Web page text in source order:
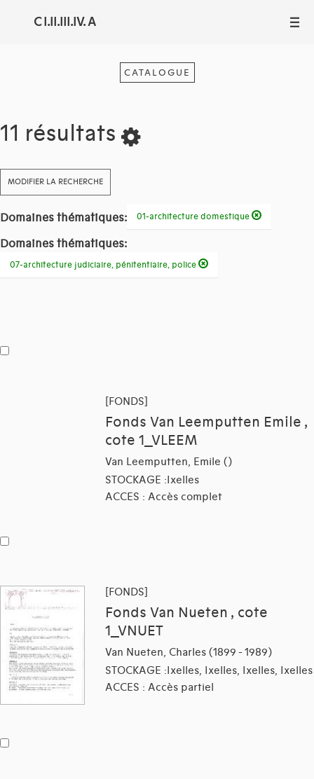
C I.II.III.IV. A III
CATALOGUE
11 résultats
MODIFIER LA RECHERCHE
Domaines thématiques: 01-architecture domestique
Domaines thématiques:
07-architecture judiciaire, pénitentiaire, police
[FONDS]
Fonds Van Leemputten Emile ,
cote 1_VLEEM
Van Leemputten, Emile ()
STOCKAGE :Ixelles
ACCES : Accès complet
[FONDS]
Fonds Van Nueten , cote
1_VNUET
Van Nueten, Charles (1899 - 1989)
STOCKAGE :Ixelles, Ixelles, Ixelles, Ixelles
ACCES : Accès partiel